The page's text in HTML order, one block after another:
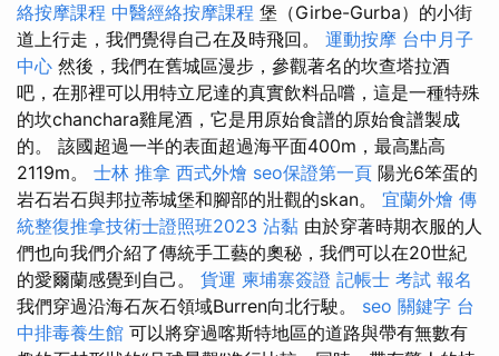
絡按摩課程 中醫經絡按摩課程 堡（Girbe-Gurba）的小街
道上行走，我們覺得自己在及時飛回。 運動按摩 台中月子
中心 然後，我們在舊城區漫步，參觀著名的坎查塔拉酒
吧，在那裡可以用特立尼達的真實飲料品嚐，這是一種特殊
的坎chanchara雞尾酒，它是用原始食譜的原始食譜製成
的。 該國超過一半的表面超過海平面400m，最高點高
2119m。 士林 推拿 西式外燴 seo保證第一頁 陽光6笨蛋的
岩石岩石與邦拉蒂城堡和腳部的壯觀的skan。 宜蘭外燴 傳
統整復推拿技術士證照班2023 沾黏 由於穿著時期衣服的人
們也向我們介紹了傳統手工藝的奧秘，我們可以在20世紀
的愛爾蘭感覺到自己。 貨運 柬埔寨簽證 記帳士 考試 報名
我們穿過沿海石灰石領域Burren向北行駛。 seo 關鍵字 台
中排毒養生館 可以將穿過喀斯特地區的道路與帶有無數有